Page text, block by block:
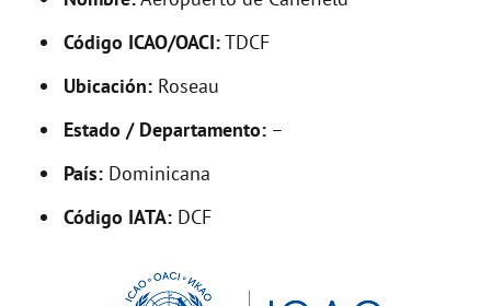
i
Código ICAO/OACI:TDCF
Ubicación: Roseau
Estado / Departamento: –
País: Dominicana
Código IATA: DCF